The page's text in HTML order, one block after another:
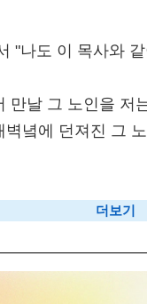
"나도 이 목사와
만날 그 노인을 저
벽녘에 던져진 그
더보기